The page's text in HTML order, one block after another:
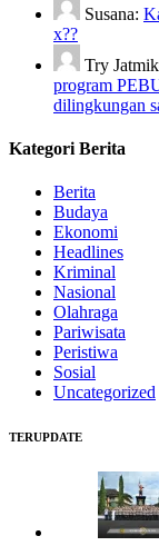
Susana:
x??
Try
program
dilingkungan
Kategori Berita
Berita
Budaya
Ekonomi
Headlines
Kriminal
Nasional
Olahraga
Pariwisata
Peristiwa
Sosial
Uncategorized
TERUPDATE